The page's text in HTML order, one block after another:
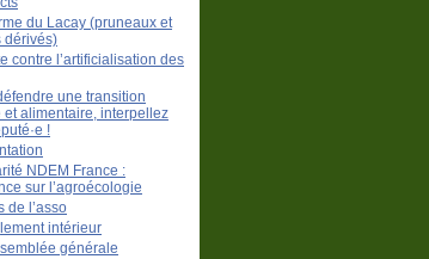
du Lacay (pruneaux et
dérivés)
contre l’artificialisation des
une transition
et alimentaire, interpellez
!
NDEM France :
sur l’agroécologie
de l’asso
intérieur
générale